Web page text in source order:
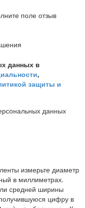
поле отзыв
данных в
,
защиты и
данных
измерьте диаметр
в миллиметрах.
средней ширины
цифру в